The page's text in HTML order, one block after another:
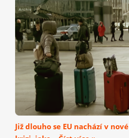
Již dlouho se EU nachází v